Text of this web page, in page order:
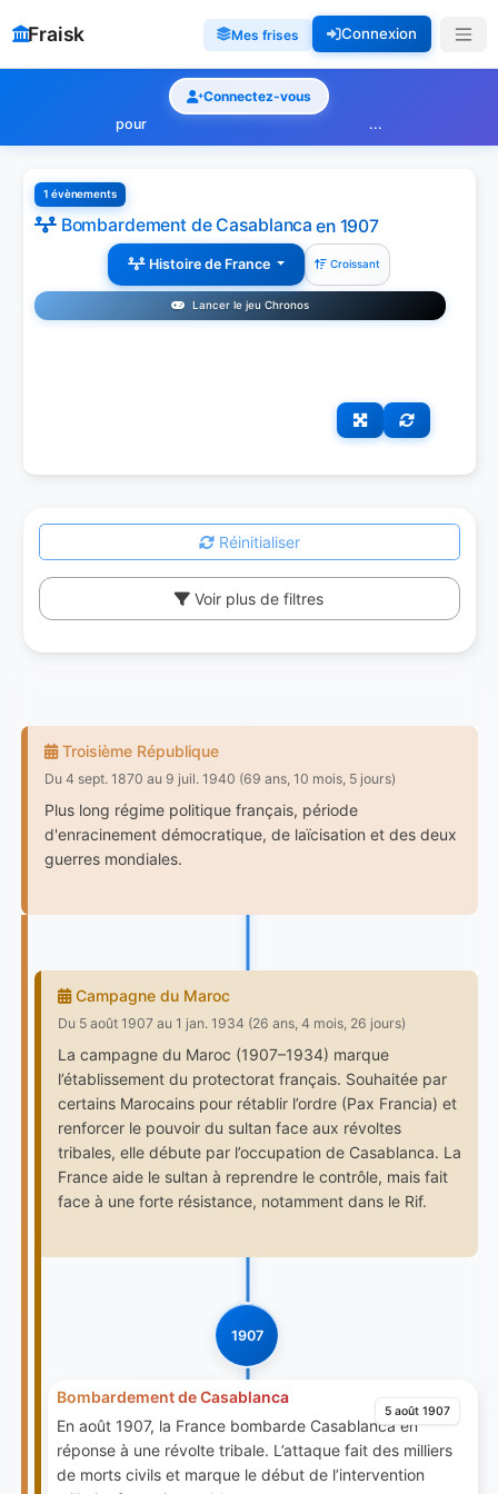
Fraisk Mes frises Connexion
Connectez-vous
pour
...
1 évènements
Bombardement de Casablanca en 1907
Histoire de France Croissant
Lancer le jeu Chronos
Réinitialiser
Voir plus de filtres
Troisième République
Du 4 sept. 1870 au 9 juil. 1940 (69 ans, 10 mois, 5 jours)
Plus long régime politique français, période
d'enracinement démocratique, de laïcisation et des deux
guerres mondiales.
Campagne du Maroc
Du 5 août 1907 au 1 jan. 1934 (26 ans, 4 mois, 26 jours)
La campagne du Maroc (1907–1934) marque
l’établissement du protectorat français. Souhaitée par
certains Marocains pour rétablir l’ordre (Pax Francia) et
renforcer le pouvoir du sultan face aux révoltes
tribales, elle débute par l’occupation de Casablanca. La
France aide le sultan à reprendre le contrôle, mais fait
face à une forte résistance, notamment dans le Rif.
1907
5 août 1907
Bombardement de Casablanca
En août 1907, la France bombarde Casablanca en
réponse à une révolte tribale. L’attaque fait des milliers
de morts civils et marque le début de l’intervention